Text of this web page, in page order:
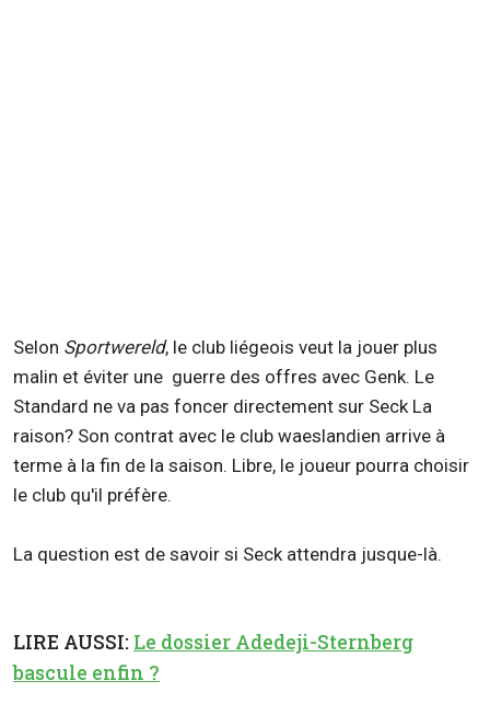
Selon Sportwereld, le club liégeois veut la jouer plus
malin et éviter une guerre des offres avec Genk. Le
Standard ne va pas foncer directement sur Seck La
raison? Son contrat avec le club waeslandien arrive à
terme à la fin de la saison. Libre, le joueur pourra choisir
le club qu'il préfère.
La question est de savoir si Seck attendra jusque-là.
LIRE AUSSI: Le dossier Adedeji-Sternberg
bascule enfin ?